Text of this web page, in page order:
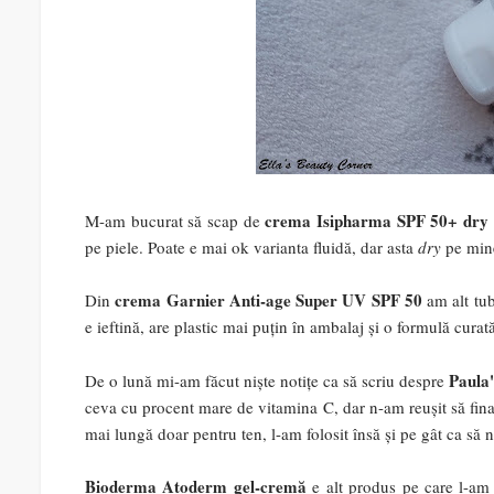
M-am bucurat să scap decrema Isipharma SPF 50+ dry
pe piele. Poate e mai ok varianta fluidă, dar asta dry pe
Dincrema Garnier Anti-age Super UV SPF 50 am alt
e ieftină, are plastic mai puțin în ambalaj și o formulă
De o lună mi-am făcut niște notițe ca să scriu despre
ceva cu procent mare de vitamina C, dar n-am reușit să
mai lungă doar pentru ten, l-am folosit însă și pe gât ca
Bioderma Atoderm gel-cremă e alt produs pe care l-